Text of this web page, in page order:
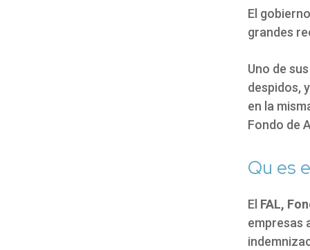
El
grandes
Uno de
despidos,
en la
Fondo de
Qu es
El FAL,
empresas